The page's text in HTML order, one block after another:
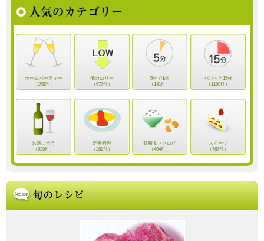
ホームパーティー
（1752件）
低カロリー
（677件）
5分で1品
（141件）
パパッと15分
（1100件）
お酒に合う
（929件）
定番料理
（282件）
薬膳＆マクロビ
（404件）
スイーツ
（767件）